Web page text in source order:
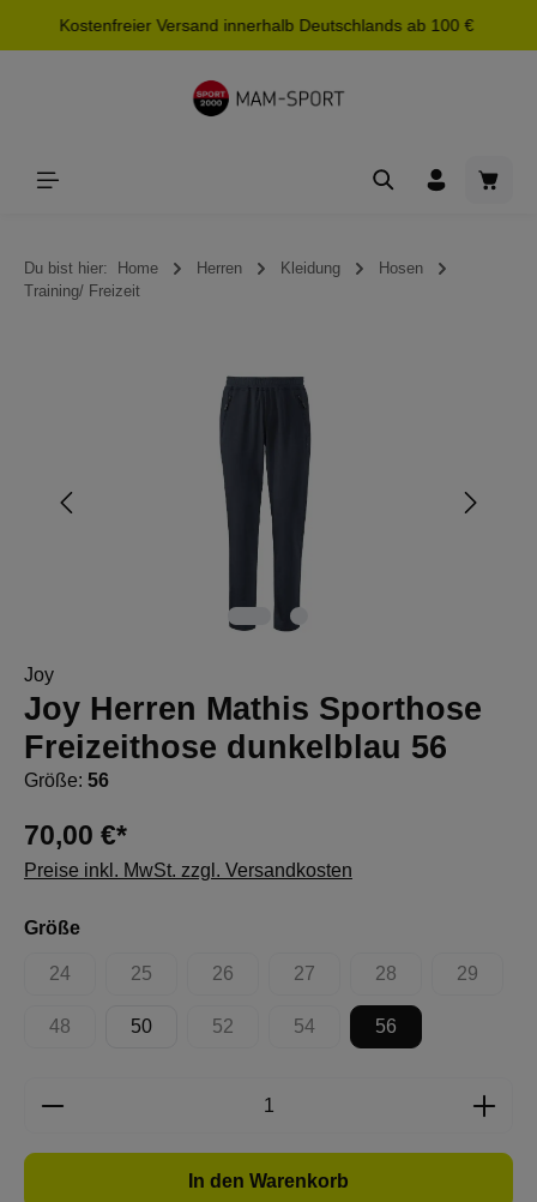
springen
Kostenfreier Versand innerhalb Deutschlands ab 100 €
Du bist hier: Home Herren Kleidung
Hosen
Training/ Freizeit
Bildergalerie überspringen
Joy
Joy Herren Mathis Sporthose
Freizeithose dunkelblau 56
Größe: 56
70,00 €*
Preise inkl. MwSt. zzgl. Versandkosten
Größeauswählen
24
(Diese Option ist zurzeit nicht verfügbar.)
25
(Diese Option ist zurzeit nicht verfügbar.)
26
(Diese Option ist zurzeit nicht verfügbar.)
27
(Diese Option ist zurzeit nicht
28
(Diese Option ist
29
(Diese
48
(Diese Option ist zurzeit nicht verfügbar.)
50 52
(Diese Option ist zurzeit nicht verfügbar.)
54
(Diese Option ist zurzeit nicht
56
Produkt Anzahl: Gib den gewünschten
In den Warenkorb